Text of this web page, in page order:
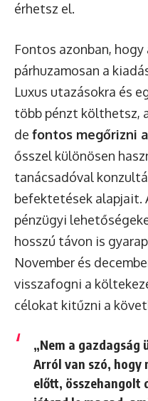
érhetsz el.
Fontos azonban,
párhuzamosan a
Luxus utazásokra és
több pénzt költhetsz,
de fontos megőrizni
ősszel különösen
tanácsadóval
befektetések alapjait.
pénzügyi
hosszú távon is
November és
visszafogni a
célokat kitűzni a
„Nem a gazdagság
Arról van szó, hogy
előtt, összehangolt